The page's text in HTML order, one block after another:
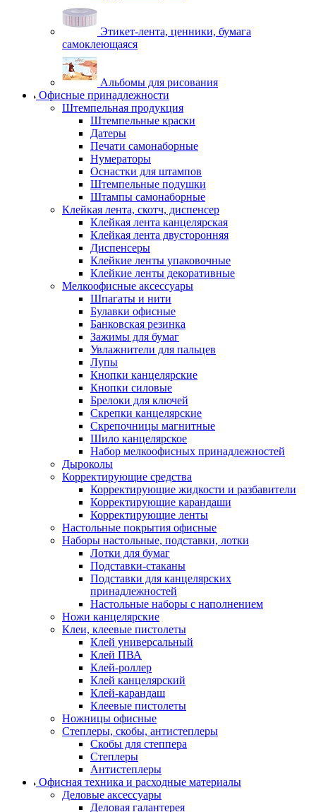
Этикет-лента, ценники, бумага
самоклеющаяся
Альбомы для рисования
Офисные принадлежности
Штемпельная продукция
Штемпельные краски
Датеры
Печати самонаборные
Нумераторы
Оснастки для штампов
Штемпельные подушки
Штампы самонаборные
Клейкая лента, скотч, диспенсер
Клейкая лента канцелярская
Клейкая лента двусторонняя
Диспенсеры
Клейкие ленты упаковочные
Клейкие ленты декоративные
Мелкоофисные аксессуары
Шпагаты и нити
Булавки офисные
Банковская резинка
Зажимы для бумаг
Увлажнители для пальцев
Лупы
Кнопки канцелярские
Кнопки силовые
Брелоки для ключей
Скрепки канцелярские
Скрепочницы магнитные
Шило канцелярское
Набор мелкоофисных принадлежностей
Дыроколы
Корректирующие средства
Корректирующие жидкости и разбавители
Корректирующие карандаши
Корректирующие ленты
Настольные покрытия офисные
Наборы настольные, подставки, лотки
Лотки для бумаг
Подставки-стаканы
Подставки для канцелярских
принадлежностей
Настольные наборы с наполнением
Ножи канцелярские
Клеи, клеевые пистолеты
Клей универсальный
Клей ПВА
Клей-роллер
Клей канцелярский
Клей-карандаш
Клеевые пистолеты
Ножницы офисные
Степлеры, скобы, антистеплеры
Скобы для степпера
Степлеры
Антистеплеры
Офисная техника и расходные материалы
Деловые аксессуары
Деловая галантерея